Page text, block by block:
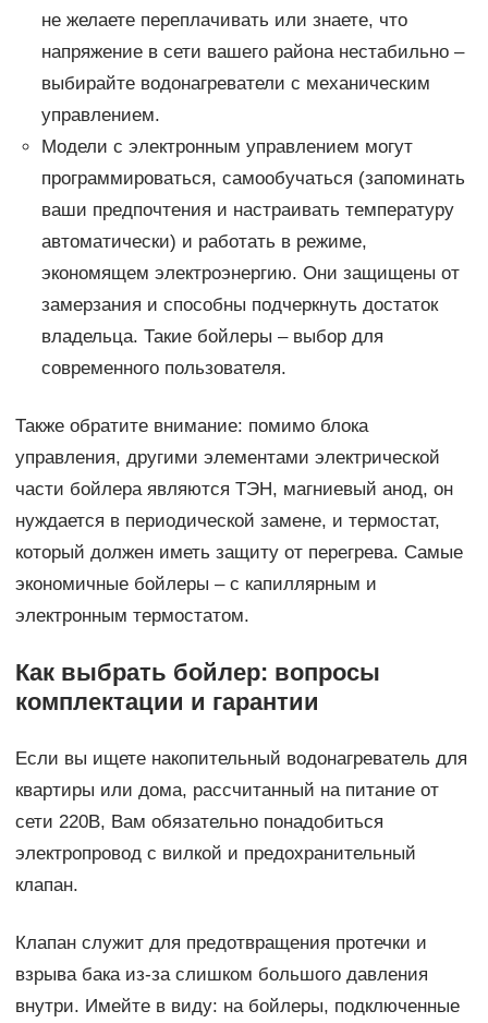
не желаете переплачивать или знаете, что
напряжение в сети вашего района нестабильно –
выбирайте водонагреватели с механическим
управлением.
Модели с электронным управлением могут
программироваться, самообучаться (запоминать
ваши предпочтения и настраивать температуру
автоматически) и работать в режиме,
экономящем электроэнергию. Они защищены от
замерзания и способны подчеркнуть достаток
владельца. Такие бойлеры – выбор для
современного пользователя.
Также обратите внимание: помимо блока
управления, другими элементами электрической
части бойлера являются ТЭН, магниевый анод, он
нуждается в периодической замене, и термостат,
который должен иметь защиту от перегрева. Самые
экономичные бойлеры – с капиллярным и
электронным термостатом.
Как выбрать бойлер: вопросы
комплектации и гарантии
Если вы ищете накопительный водонагреватель для
квартиры или дома, рассчитанный на питание от
сети 220В, Вам обязательно понадобиться
электропровод с вилкой и предохранительный
клапан.
Клапан служит для предотвращения протечки и
взрыва бака из-за слишком большого давления
внутри. Имейте в виду: на бойлеры, подключенные